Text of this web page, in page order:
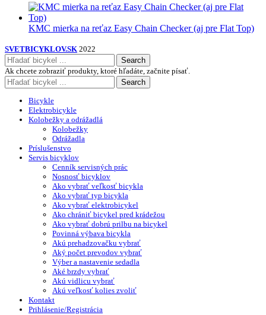
KMC mierka na reťaz Easy Chain Checker (aj pre Flat Top)
SVETBICYKLOV.SK 2022
Search
Ak chcete zobraziť produkty, ktoré hľadáte, začnite písať.
Search
Bicykle
Elektrobicykle
Kolobežky a odrážadlá
Kolobežky
Odrážadla
Príslušenstvo
Servis bicyklov
Cenník servisných prác
Nosnosť bicyklov
Ako vybrať veľkosť bicykla
Ako vybrať typ bicykla
Ako vybrať elektrobicykel
Ako chrániť bicykel pred krádežou
Ako vybrať dobrú prilbu na bicykel
Povinná výbava bicykla
Akú prehadzovačku vybrať
Aký počet prevodov vybrať
Výber a nastavenie sedadla
Aké brzdy vybrať
Akú vidlicu vybrať
Akú veľkosť kolies zvoliť
Kontakt
Prihlásenie/Registrácia